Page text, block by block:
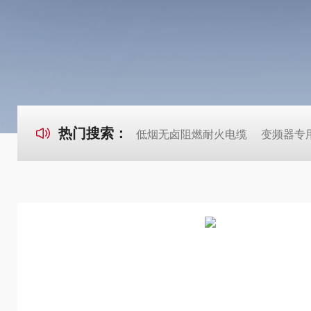
热门搜索： 低烟无卤阻燃耐火电缆 变频器专